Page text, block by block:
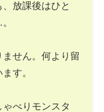
放課後はひと
せん。何より留
す。
べりモンスタ